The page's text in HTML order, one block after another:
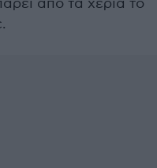
από τα χέρια το